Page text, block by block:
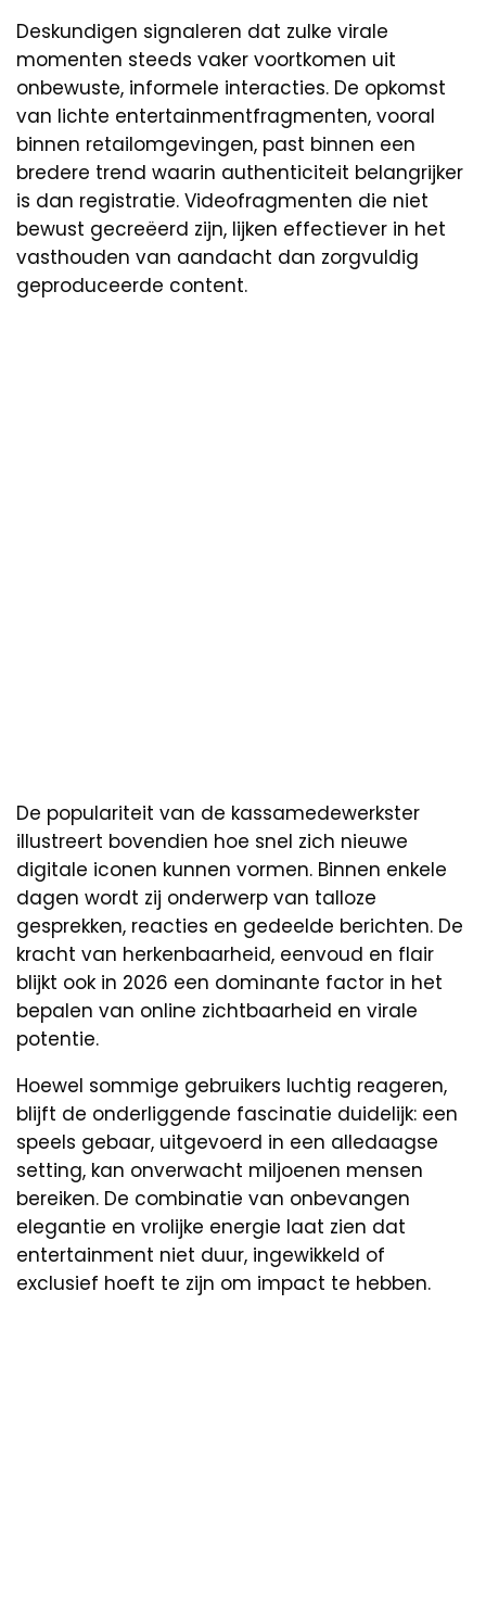
Deskundigen signaleren dat zulke virale
momenten steeds vaker voortkomen uit
onbewuste, informele interacties. De opkomst
van lichte entertainmentfragmenten, vooral
binnen retailomgevingen, past binnen een
bredere trend waarin authenticiteit belangrijker
is dan registratie. Videofragmenten die niet
bewust gecreëerd zijn, lijken effectiever in het
vasthouden van aandacht dan zorgvuldig
geproduceerde content.
De populariteit van de kassamedewerkster
illustreert bovendien hoe snel zich nieuwe
digitale iconen kunnen vormen. Binnen enkele
dagen wordt zij onderwerp van talloze
gesprekken, reacties en gedeelde berichten. De
kracht van herkenbaarheid, eenvoud en flair
blijkt ook in 2026 een dominante factor in het
bepalen van online zichtbaarheid en virale
potentie.
Hoewel sommige gebruikers luchtig reageren,
blijft de onderliggende fascinatie duidelijk: een
speels gebaar, uitgevoerd in een alledaagse
setting, kan onverwacht miljoenen mensen
bereiken. De combinatie van onbevangen
elegantie en vrolijke energie laat zien dat
entertainment niet duur, ingewikkeld of
exclusief hoeft te zijn om impact te hebben.